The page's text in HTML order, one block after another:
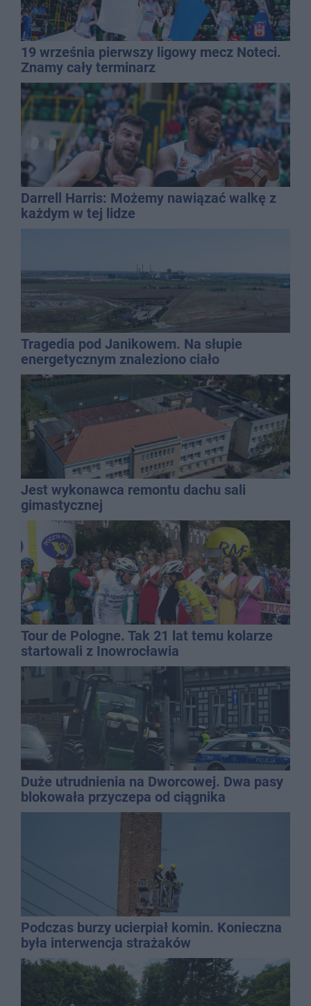
19 września pierwszy ligowy mecz Noteci.
Znamy cały terminarz
Darrell Harris: Możemy nawiązać walkę z
każdym w tej lidze
Tragedia pod Janikowem. Na słupie
energetycznym znaleziono ciało
mężczyzny
Jest wykonawca remontu dachu sali
gimastycznej
Tour de Pologne. Tak 21 lat temu kolarze
startowali z Inowrocławia
Duże utrudnienia na Dworcowej. Dwa pasy
blokowała przyczepa od ciągnika
Podczas burzy ucierpiał komin. Konieczna
była interwencja strażaków